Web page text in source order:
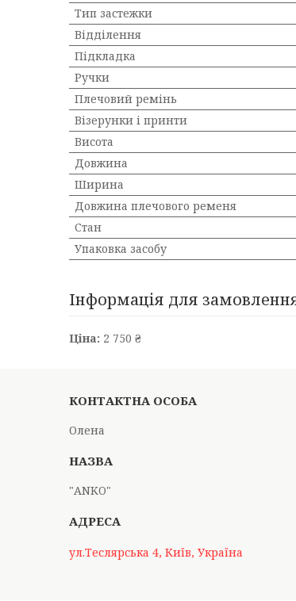
Тип застежки
Відділення
Підкладка
Ручки
Плечовий ремінь
Візерунки і принти
Висота
Довжина
Ширина
Довжина плечового ременя
Стан
Упаковка засобу
Інформація для
Ціна: 2 750 ₴
Олена
"АNKO"
ул.Теслярська 4, Київ, Україна